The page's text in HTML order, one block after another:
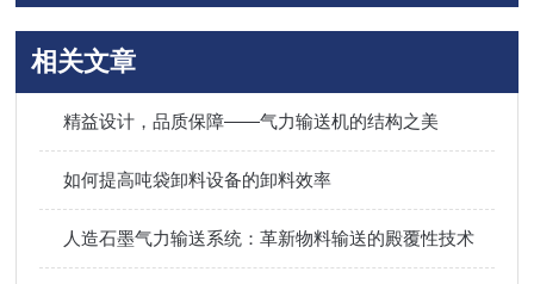
相关文章
精益设计，品质保障——气力输送机的结构之美
如何提高吨袋卸料设备的卸料效率
人造石墨气力输送系统：革新物料输送的殿覆性技术